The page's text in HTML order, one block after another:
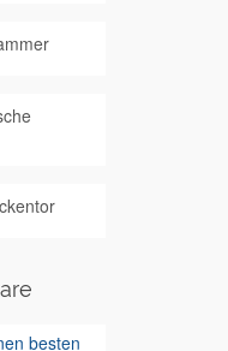
besten